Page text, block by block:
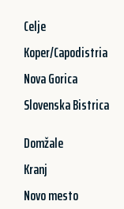
Celje
Koper/Capodistria
Nova Gorica
Slovenska Bistrica
Domžale
Kranj
Novo mesto